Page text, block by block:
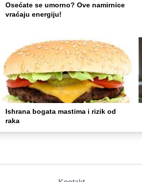
Osećate se umorno? Ove namirnice
vraćaju energiju!
Ishrana bogata mastima i rizik od
raka